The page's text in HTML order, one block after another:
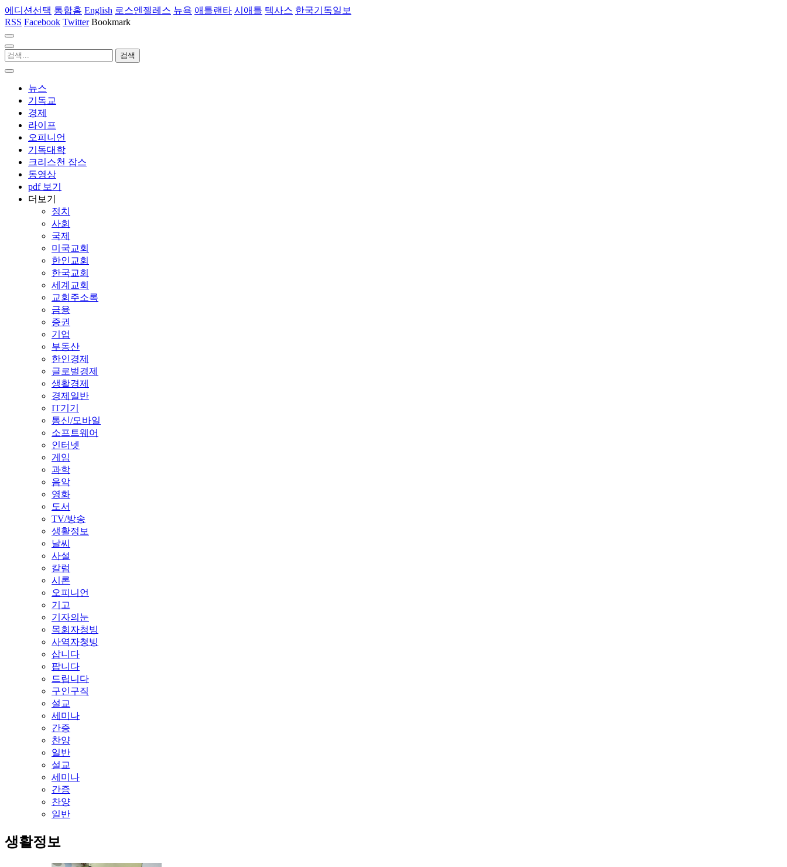
에디션선택 통합홈 English 로스엔젤레스 뉴욕 애틀랜타 시애틀 텍사스 한국기독일보
RSS Facebook Twitter Bookmark
뉴스
기독교
경제
라이프
오피니언
기독대학
크리스천 잡스
동영상
pdf 보기
더보기
정치
사회
국제
미국교회
한인교회
한국교회
세계교회
교회주소록
금융
증권
기업
부동산
한인경제
글로벌경제
생활경제
경제일반
IT기기
통신/모바일
소프트웨어
인터넷
게임
과학
음악
영화
도서
TV/방송
생활정보
날씨
사설
칼럼
시론
오피니언
기고
기자의눈
목회자청빙
사역자청빙
삽니다
팝니다
드립니다
구인구직
설교
세미나
간증
찬양
일반
설교
세미나
간증
찬양
일반
생활정보